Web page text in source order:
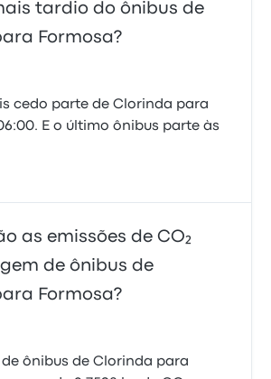
tardio do ônibus de
Formosa?
cedo parte de Clorinda para
E o último ônibus parte às
as emissões de CO₂
de ônibus de
Formosa?
ônibus de Clorinda para